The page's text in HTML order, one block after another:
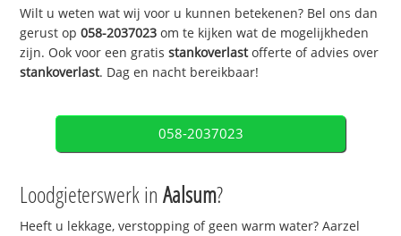
Wilt u weten wat wij voor u kunnen betekenen? Bel ons dan
gerust op058-2037023 om te kijken wat de mogelijkheden
zijn. Ook voor een gratisstankoverlastofferte of advies over
stankoverlast. Dag en nacht bereikbaar!
058-2037023
Loodgieterswerk inAalsum?
Heeft u lekkage, verstopping of geen warm water? Aarzel